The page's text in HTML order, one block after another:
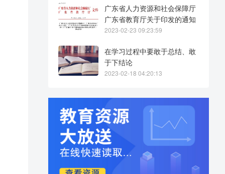
广东省人力资源和社会保障厅
广东省教育厅关于印发的通知
2023-02-23 09:23:59
在学习过程中要敢于总结、敢
于下结论
2023-02-18 04:20:13